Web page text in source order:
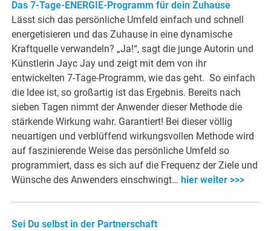
Das 7-Tage-ENERGIE-Programm für dein Zuhause
Lässt sich das persönliche Umfeld einfach und schnell
energetisieren und das Zuhause in eine dynamische
Kraftquelle verwandeln? „Ja!“, sagt die junge Autorin und
Künstlerin Jayc Jay und zeigt mit dem von ihr
entwickelten 7-Tage-Programm, wie das geht. So einfach
die Idee ist, so großartig ist das Ergebnis. Bereits nach
sieben Tagen nimmt der Anwender dieser Methode die
stärkende Wirkung wahr. Garantiert! Bei dieser völlig
neuartigen und verblüffend wirkungsvollen Methode wird
auf faszinierende Weise das persönliche Umfeld so
programmiert, dass es sich auf die Frequenz der Ziele und
Wünsche des Anwenders einschwingt… hier weiter >>>
Sei Du selbst in der Partnerschaft